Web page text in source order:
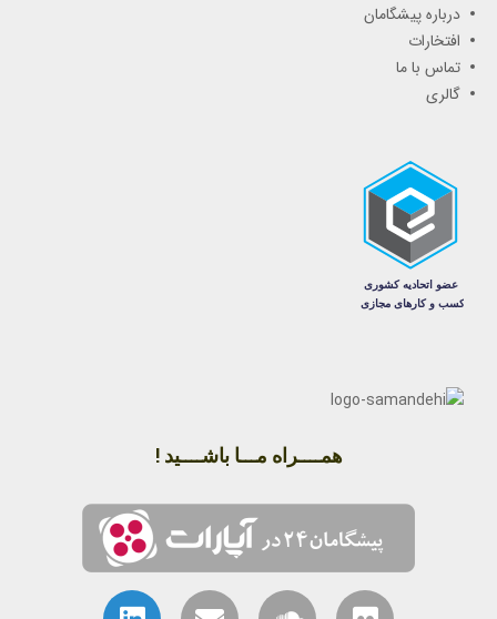
درباره پیشگامان
افتخارات
تماس با ما
گالری
همــــراه مـــا باشــــید !